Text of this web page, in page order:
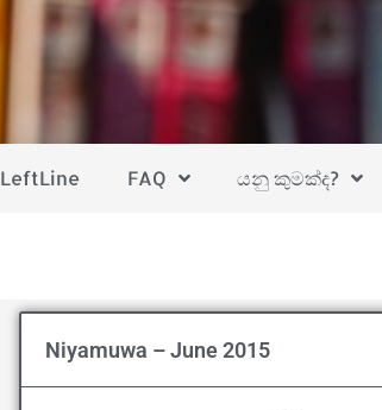
LeftLine FAQ යනු කුමක්ද?
Niyamuwa – June 2015